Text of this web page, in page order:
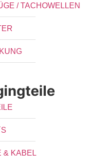
/ TACHOWELLEN
& KABEL